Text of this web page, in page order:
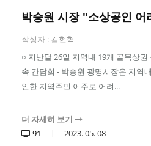
박승원 시장 "소상공인 어
작성자 : 김현혁
○ 지난달 26일 지역내 19개 골목상
속 간담회 - 박승원 광명시장은 지역
인한 지역주민 이주로 어려...
더 자세히 보기
91
2023.05.08